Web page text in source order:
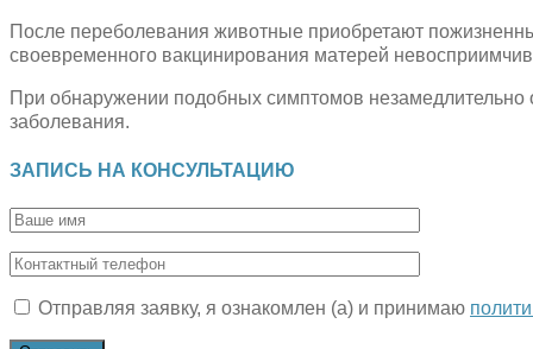
После переболевания животные приобретают
своевременного вакцинирования матерей
При обнаружении подобных симптомов
заболевания.
ЗАПИСЬ НА КОНСУЛЬТАЦИЮ
Отправляя заявку, я ознакомлен (а) и принимаю